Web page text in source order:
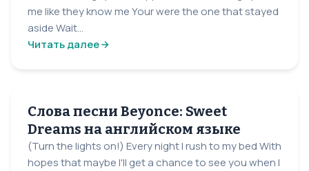
me like they know me Your were the one that stayed
aside Wait...
Читать далее
Слова песни Beyonce: Sweet
Dreams на английском языке
(Turn the lights on!) Every night I rush to my bed With
hopes that maybe I'll get a chance to see you when I